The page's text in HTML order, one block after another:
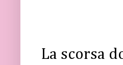
La scorsa